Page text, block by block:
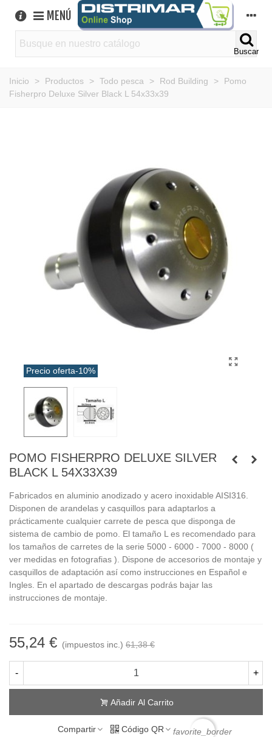
MENÚ
Buscar
Inicio > Productos > Todo pesca > Rod Building >
Pomo
Fisherpro Deluxe Silver Black L 54x33x39
Precio oferta-10%
POMO FISHERPRO DELUXE SILVER
BLACK L 54X33X39
Fabricados en aluminio anodizado y acero inoxidable AISI316.
Disponen de arandelas y casquillos para adaptarlos a
prácticamente cualquier carrete de pesca que disponga de
sistema de cambio de pomo. El tamaño L es recomendado para
los tamaños de carretes de la serie 5000 - 6000 - 7000 - 8000 (
ver medidas en fotografias ). Dispone de accesorios de montaje y
casquillos de adaptación así como instrucciones en Español e
Ingles. En el apartado de descargas podrás bajar las
instrucciones de montaje.
55,24 € (impuestos inc.) 61,38 €
- +
Añadir Al Carrito
Compartir Código QR favorite_border